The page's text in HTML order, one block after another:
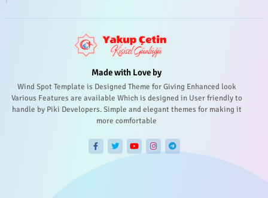
Made with Love by
Wind Spot Template is Designed Theme for Giving Enhanced look
Various Features are available Which is designed in User friendly to
handle by Piki Developers. Simple and elegant themes for making it
more comfortable